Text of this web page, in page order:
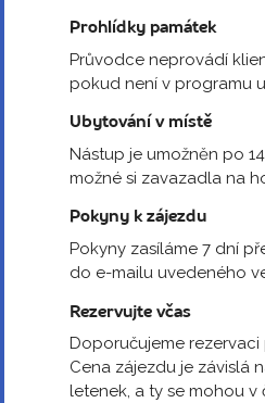
Prohlídky památek
Průvodce neprovádí
pokud není v programu
Ubytování v místě
Nástup je umožněn po
možné si zavazadla na
Pokyny k zájezdu
Pokyny zasíláme 7 dní
do e-mailu uvedeného
Rezervujte včas
Doporučujeme
Cena zájezdu je závislá
letenek, a ty se mohou v